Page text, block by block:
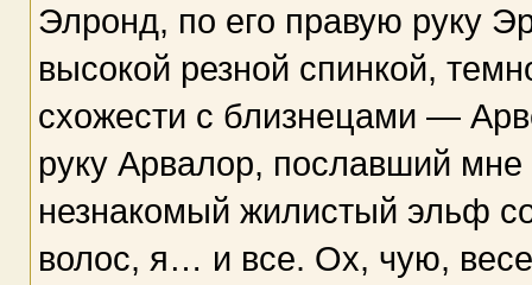
Элронд, по его правую руку
высокой резной спинкой,
схожести с близнецами —
руку Арвалор, пославший
незнакомый жилистый эльф
волос, я… и все. Ох, чую,